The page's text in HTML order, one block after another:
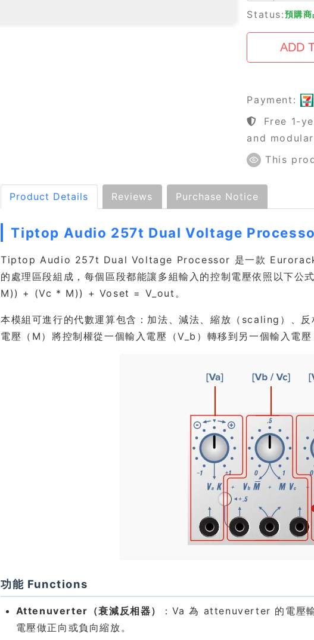
Status:預購
Payment:
Free 1-
and
This
Product Details Reviews Purchase Notice
Tiptop Audio 257t Dual Voltage
Tiptop Audio 257t Dual Voltage Processor 是一款 Eurorack
的處理區段組成，每個區段都能讓多組輸入的控制電壓依照以下
M)) + (Vc * M)) + Voset = V_out。
本模組可進行的代數運算包含：加法、減法、縮放（scaling）、
電壓（M）將控制權從一個輸入電壓（V_b）轉移到另一個輸入電
功能 Functions
Attenuverter（衰減反相器）
：Va 為 attenuverter 的電壓
電壓做正向或負向縮放。